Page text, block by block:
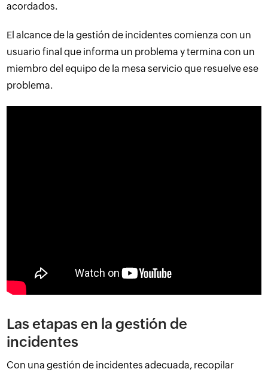
acordados.
El alcance de la gestión de incidentes comienza con un
usuario final que informa un problema y termina con un
miembro del equipo de la mesa servicio que resuelve ese
problema.
Las etapas en la gestión de
incidentes
Con una gestión de incidentes adecuada, recopilar